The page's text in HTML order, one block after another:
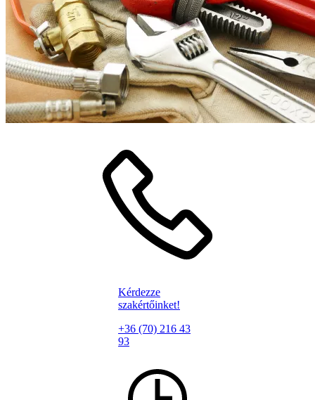
Kérdezze
szakértőinket!
+36 (70) 216 43
93